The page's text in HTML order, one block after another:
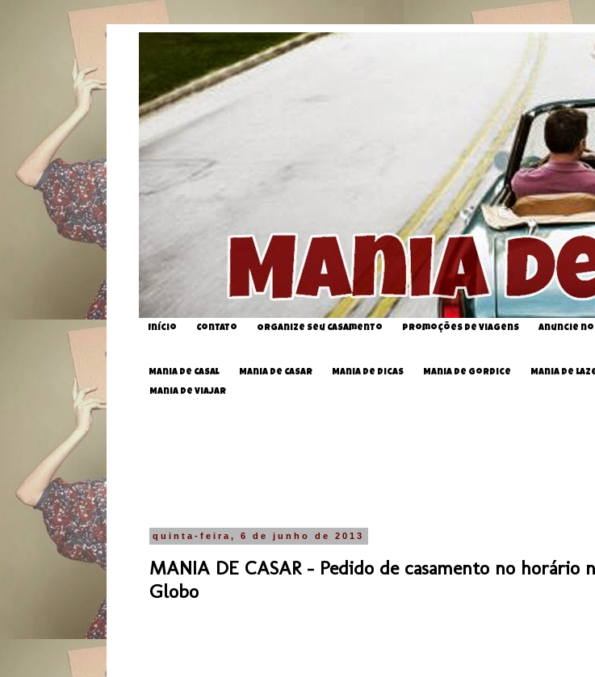
Início Contato Organize seu Casamento Promoções de Viagens Anuncie no
Mania de Casal Mania de Casar Mania de Dicas Mania de Gordice Mania de
Mania de Viajar
quinta-feira, 6 de junho de 2013
MANIA DE CASAR - Pedido de casamento no horário
Globo